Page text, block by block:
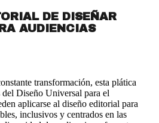
DE DISEÑAR
AUDIENCIAS
transformación, esta plática
Diseño Universal para el
aplicarse al diseño editorial para
inclusivos y centrados en las